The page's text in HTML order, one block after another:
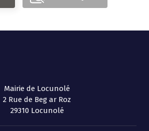
Mairie de Locunolé
2 Rue de Beg ar Roz
29310 Locunolé